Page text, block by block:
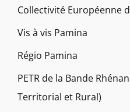
Collectivité Européenne
Vis à vis Pamina
Régio Pamina
PETR de la Bande
Territorial et Rural)